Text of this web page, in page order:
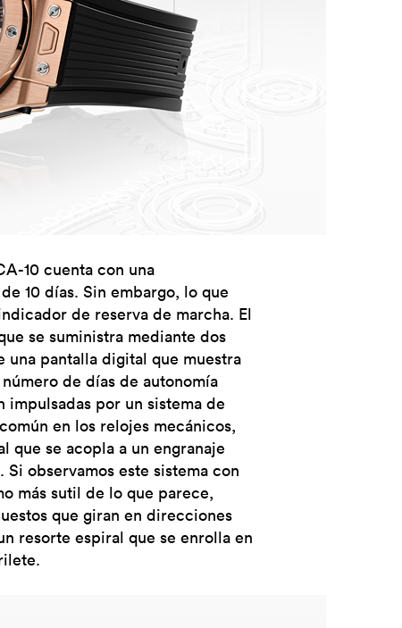
10 cuenta con una
10 días. Sin embargo, lo que
de reserva de marcha. El
se suministra mediante dos
pantalla digital que muestra
de días de autonomía
impulsadas por un sistema de
en los relojes mecánicos,
que se acopla a un engranaje
observamos este sistema con
más sutil de lo que parece,
que giran en direcciones
resorte espiral que se enrolla en